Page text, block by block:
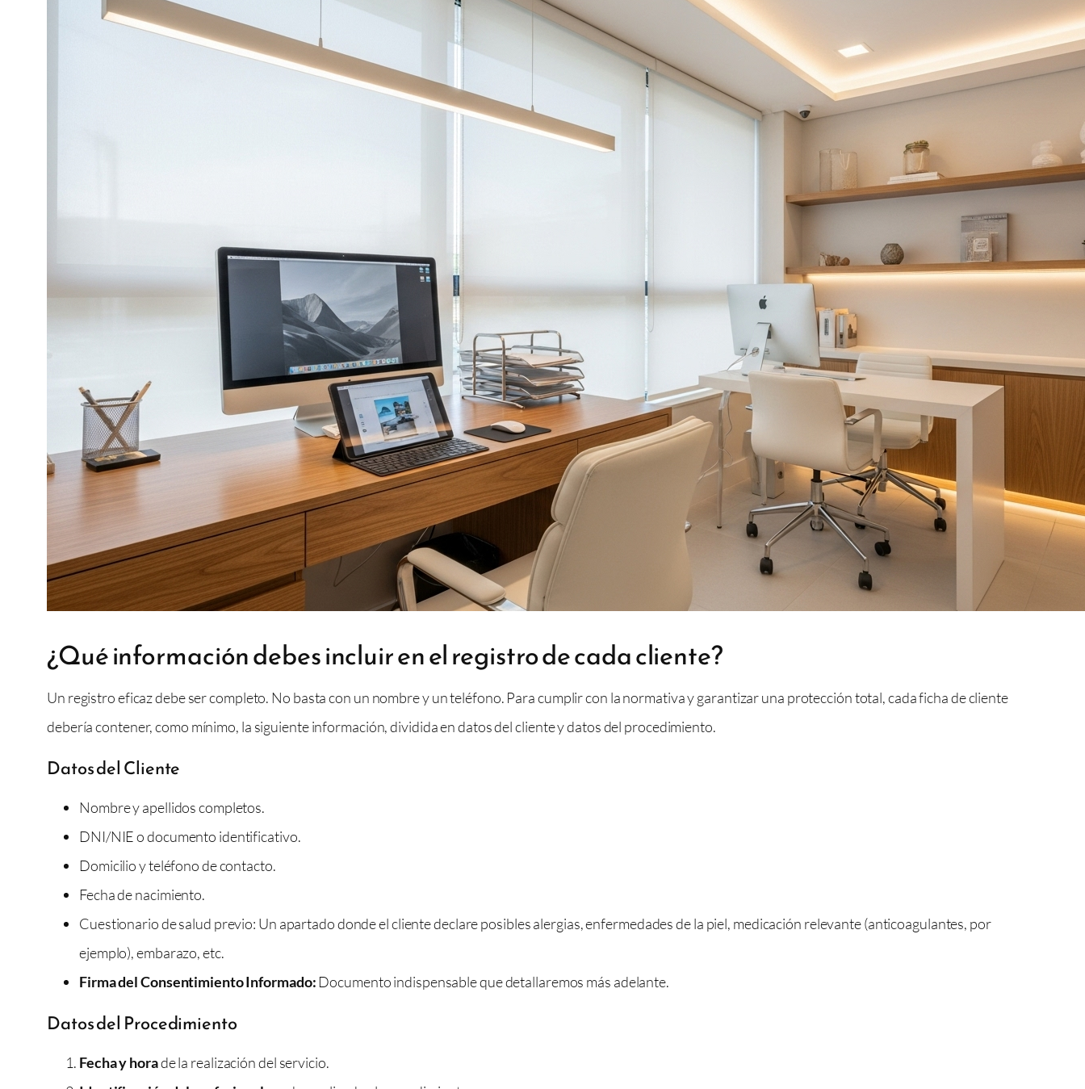
¿Qué información debes incluir en el registro de cada cliente?
Un registro eficaz debe ser completo. No basta con un nombre y un teléfono. Para cumplir con la normativa y garantizar una protección total, cada ficha de cliente
debería contener, como mínimo, la siguiente información, dividida en datos del cliente y datos del procedimiento.
Datos del Cliente
Nombre y apellidos completos.
DNI/NIE o documento identificativo.
Domicilio y teléfono de contacto.
Fecha de nacimiento.
Cuestionario de salud previo: Un apartado donde el cliente declare posibles alergias, enfermedades de la piel, medicación relevante (anticoagulantes, por
ejemplo), embarazo, etc.
Firma del Consentimiento Informado:Documento indispensable que detallaremos más adelante.
Datos del Procedimiento
Fecha y horade la realización del servicio.